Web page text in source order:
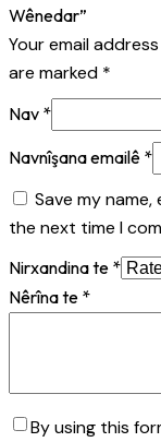
Wênedar”
Your email
are marked *
Nav *
Navnîşana emailê *
Save my
the next time I
Nirxandina te *
Nêrîna te *
By using this